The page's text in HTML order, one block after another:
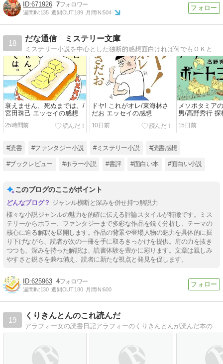
671926 7
週間IN:135 週間OUT:189 月間IN:504
18
だな通信 ミステリー文庫
ミステリー小説を中心とした独断的感想面白ければ何でもＯＫというのが信条。
衰えません、死ぬまでは。/
宮田珠己 エッセイの感想
25時間前
ドヤ! これがオレ/東海林さ
だお エッセイの感想
10日前
メソポタミア
男/高野秀行 探
15日前
#読書 #ファンタジー小説 #ミステリー小説 #読書感想
#ブックレビュー #ホラー小説 #書評 #面白い本 #面白い小説
このブログのここがポイント
ジャンル横断と深みを併せ持つ解説力
様々な小説ジャンルの魅力を的確に伝える評論スタイルが特徴です。ミス
テリーからホラー、ファンタジーまで多彩な作品を鋭く分析し、テーマの
核心に迫る解釈を展開します。作品の背景や登場人物の魅力を具体的に掘
り下げながら、読者が次の一冊を手に取るきっかけを提供。肩の力を抜き
つつも、深みを持った解説は、読書体験を豊かに彩ります。文章は親しみ
やすさと鋭さを兼ね備え、読者に新たな視点と発見を促します。
625963 4
週間IN:130 週間OUT:180 月間IN:600
19
くりきんとんのこれ読んだ
アラフォー女の読書日記アラフォーのくりきんとんが読んだ本の感想。